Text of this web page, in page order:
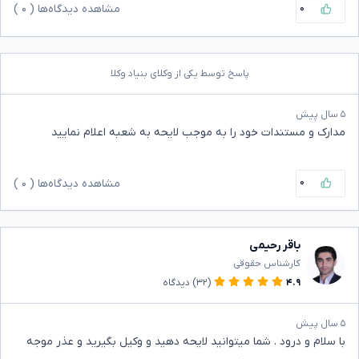
۰ مشاهده دیدگاه‌ها ( ۰
پاسخ توسط یکی از وکلای بنیاد وکلا
۵ سال پیش
مدارک و مستندات خود را به موجب لایحه به شعبه اعلام نمایید
۰ مشاهده دیدگاه‌ها ( ۰
باقر رحیمی
کارشناس حقوقی
۴.۹
(۳۲) دیدگاه
۵ سال پیش
با سلام و درود . شما میتوانید لایحه‌ دهید و وکیل بگیرید و عذر موجه